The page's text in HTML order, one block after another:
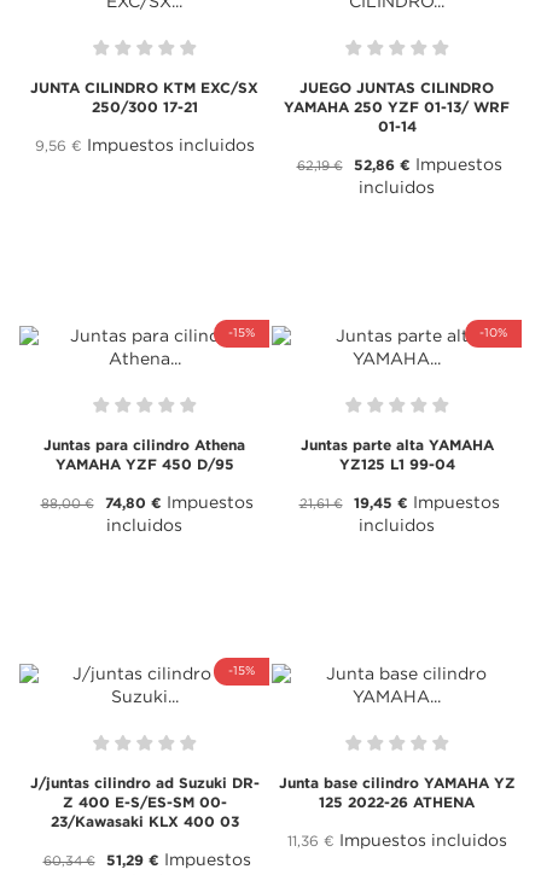
JUNTA CILINDRO KTM EXC/SX
250/300 17-21
9,56 € Impuestos incluidos
JUEGO JUNTAS CILINDRO
YAMAHA 250 YZF 01-13/ WRF
01-14
62,19 € 52,86 € Impuestos
incluidos
-15%
Juntas para cilindro Athena
YAMAHA YZF 450 D/95
88,00 € 74,80 € Impuestos
incluidos
-10%
Juntas parte alta YAMAHA
YZ125 L1 99-04
21,61 € 19,45 € Impuestos
incluidos
-15%
J/juntas cilindro ad Suzuki DR-
Z 400 E-S/ES-SM 00-
23/Kawasaki KLX 400 03
60,34 € 51,29 € Impuestos
Junta base cilindro YAMAHA YZ
125 2022-26 ATHENA
11,36 € Impuestos incluidos